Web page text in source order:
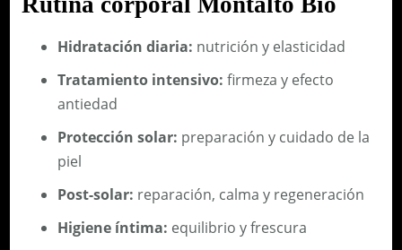
Hidratación diaria: nutrición y elasticidad
Tratamiento intensivo: firmeza y efecto
antiedad
Protección solar: preparación y cuidado de la
piel
Post-solar: reparación, calma y regeneración
Higiene íntima: equilibrio y frescura